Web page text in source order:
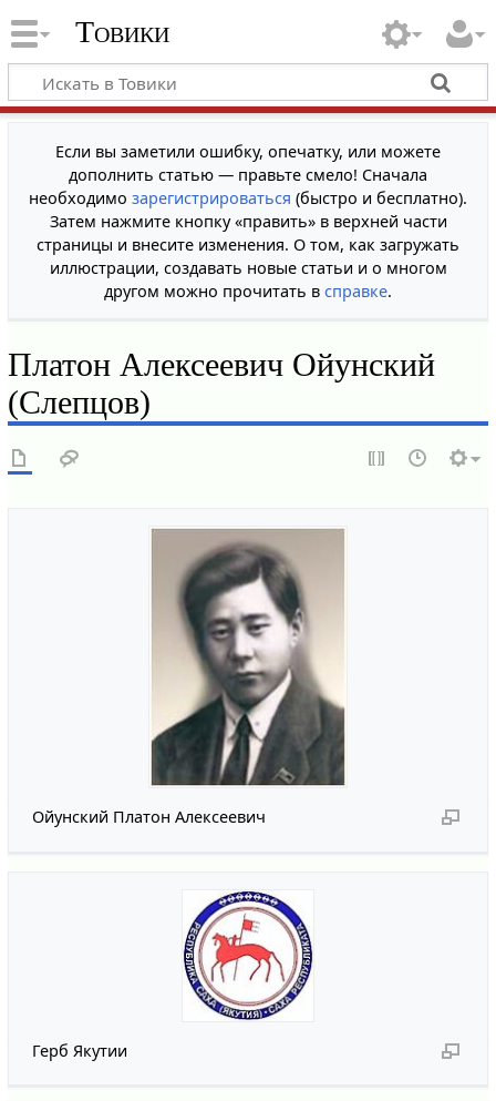
Товики
Если вы заметили ошибку, опечатку, или можете
дополнить статью — правьте смело! Сначала
необходимо зарегистрироваться (быстро и бесплатно).
Затем нажмите кнопку «править» в верхней части
страницы и внесите изменения. О том, как загружать
иллюстрации, создавать новые статьи и о многом
другом можно прочитать в справке.
Платон Алексеевич Ойунский
(Слепцов)
Ойунский Платон Алексеевич
Герб Якутии